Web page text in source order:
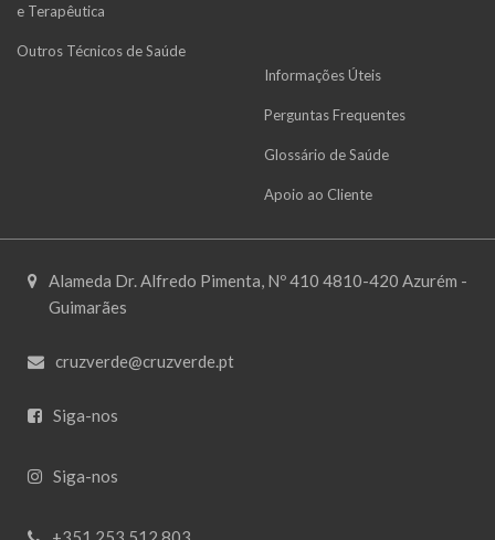
e Terapêutica
Outros Técnicos de Saúde
Informações Úteis
Perguntas Frequentes
Glossário de Saúde
Apoio ao Cliente
Alameda Dr. Alfredo Pimenta, Nº 410 4810-420 Azurém -
Guimarães
cruzverde@cruzverde.pt
Siga-nos
Siga-nos